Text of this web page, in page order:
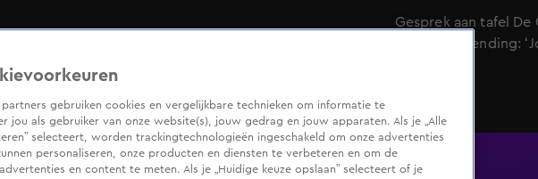
Gesprek aan tafel
ordinaire wending:
partners gebruiken cookies en vergelijkbare technieken om informatie te
jou als gebruiker van onze website(s), jouw gedrag en jouw apparaten. Als je „Alle
selecteert, worden trackingtechnologieën ingeschakeld om onze advertenties
personaliseren, onze producten en diensten te verbeteren en om de
en content te meten. Als je „Huidige keuze opslaan” selecteert of je